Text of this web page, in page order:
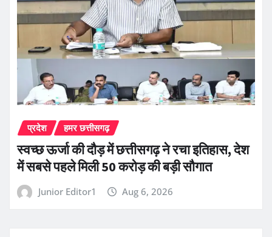
प्रदेश हमर छत्तीसगढ़
स्वच्छ ऊर्जा की दौड़ में छत्तीसगढ़ ने रचा इतिहास, देश
में सबसे पहले मिली 50 करोड़ की बड़ी सौगात
Junior Editor1 Aug 6, 2026